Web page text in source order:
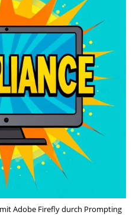
Adobe Firefly durch Prompting